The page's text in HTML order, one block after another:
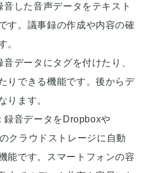
音した音声データをテキスト
す。議事録の作成や内容の確
。
音データにタグを付けたり、
りできる機能です。後からデ
ります。
録音データをDropboxや
クラウドストレージに自動
能です。スマートフォンの容